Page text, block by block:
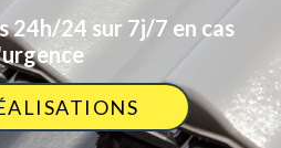
24h/24 sur 7j/7 en cas